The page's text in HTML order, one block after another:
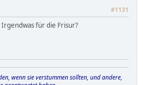
#1131
Irgendwas für die Frisur?
wenn sie verstummen sollten, und andere,